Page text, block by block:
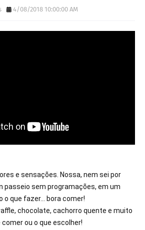
4/08/2018 10:00:00 AM
e sensações. Nossa, nem sei por
passeio sem programações, em um
que fazer... bora comer!
chocolate, cachorro quente e muito
ou o que escolher!